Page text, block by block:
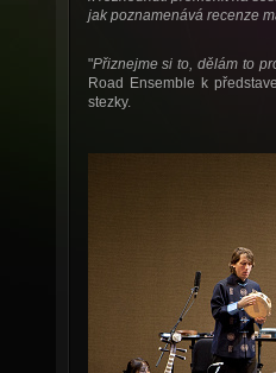
jak poznamenává recenze
"Přiznejme si to, dělám to
Road Ensemble k
stezky.